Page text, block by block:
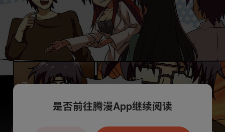
是否前往腾漫App继续阅读